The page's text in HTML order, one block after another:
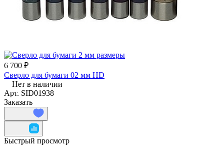
6 700 ₽
Сверло для бумаги 02 мм HD
Нет в наличии
Арт. SID01938
Заказать
Быстрый просмотр